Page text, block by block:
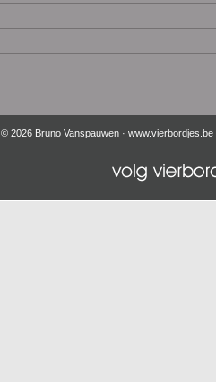
© 2026 Bruno Vanspauwen · www.vierbordjes.be